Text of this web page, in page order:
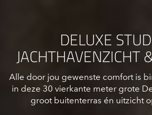
DELUXE
JACHTHAVENZICHT
Alle door jou gewenste comfort is
in deze 30 vierkante meter grote
groot buitenterras én uitzicht